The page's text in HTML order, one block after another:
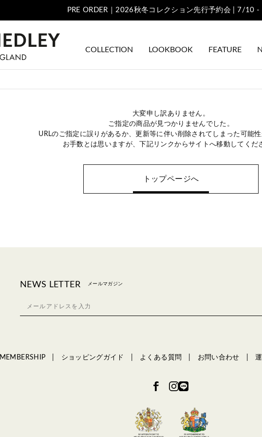
PRE ORDER｜2026秋冬コレク
COLLECTION LOOKBOOK FEATURE
大変申し訳ありません。
ご指定の商品が見つかりませんでした。
URLのご指定に誤りがあるか、更新等に伴い削除されてしまった可能性
お手数とは思いますが、下記リンクからサイトへ移動してくだ
トップページへ
NEWS LETTER メールマガジン
MEMBERSHIP ショッピングガイド よくある質問 お問い合わせ